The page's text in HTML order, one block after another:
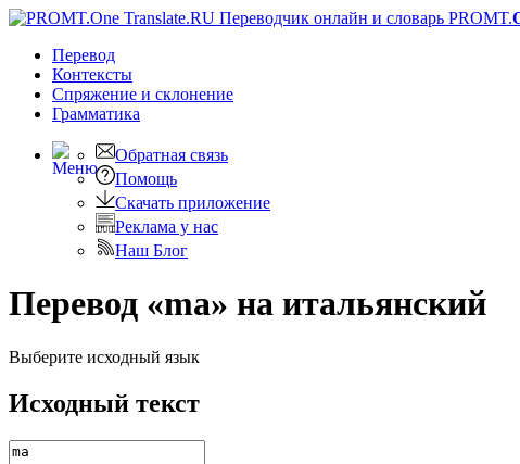
PROMT.
Перевод
Контексты
Спряжение и склонение
Грамматика
Обратная связь
Помощь
Скачать приложение
Реклама у нас
Наш Блог
Перевод «ma» на итальянский
Выберите исходный язык
Исходный текст